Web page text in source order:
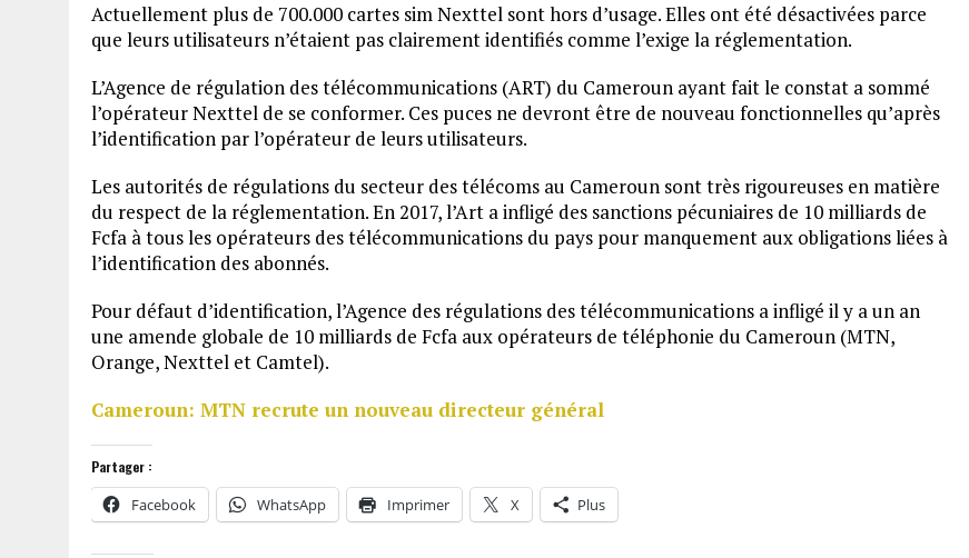
Actuellement plus de 700.000 cartes sim Nexttel sont hors d’usage. Elles ont été désactivées parce
que leurs utilisateurs n’étaient pas clairement identifiés comme l’exige la réglementation.
L’Agence de régulation des télécommunications (ART) du Cameroun ayant fait le constat a sommé
l’opérateur Nexttel de se conformer. Ces puces ne devront être de nouveau fonctionnelles qu’après
l’identification par l’opérateur de leurs utilisateurs.
Les autorités de régulations du secteur des télécoms au Cameroun sont très rigoureuses en matière
du respect de la réglementation. En 2017, l’Art a infligé des sanctions pécuniaires de 10 milliards de
Fcfa à tous les opérateurs des télécommunications du pays pour manquement aux obligations liées à
l’identification des abonnés.
Pour défaut d’identification, l’Agence des régulations des télécommunications a infligé il y a un an
une amende globale de 10 milliards de Fcfa aux opérateurs de téléphonie du Cameroun (MTN,
Orange, Nexttel et Camtel).
Cameroun: MTN recrute un nouveau directeur général
Partager :
Facebook WhatsApp Imprimer X Plus